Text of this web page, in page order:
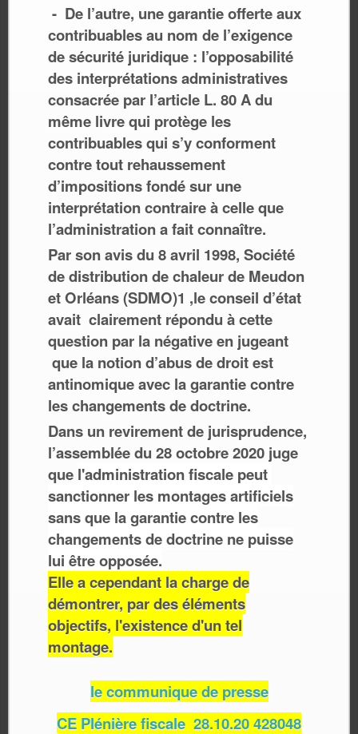
- De l’autre, une garantie offerte aux
contribuables au nom de l’exigence
de sécurité juridique : l’opposabilité
des interprétations administratives
consacrée par l’article L. 80 A du
même livre qui protège les
contribuables qui s’y conforment
contre tout rehaussement
d’impositions fondé sur une
interprétation contraire à celle que
l’administration a fait connaître.
Par son avis du 8 avril 1998, Société
de distribution de chaleur de Meudon
et Orléans (SDMO)1 ,le conseil d’état
avait clairement répondu à cette
question par la négative en jugeant
que la notion d’abus de droit est
antinomique avec la garantie contre
les changements de doctrine.
Dans un revirement de jurisprudence,
l’assemblée du 28 octobre 2020 juge
que l'administration fiscale peut
sanctionner les montages artificiels
sans que la garantie contre les
changements de doctrine ne puisse
lui être opposée.
Elle a cependant la charge de
démontrer, par des éléments
objectifs, l'existence d'un tel
montage.
le communique de presse
CE Plénière fiscale 28.10.20 428048